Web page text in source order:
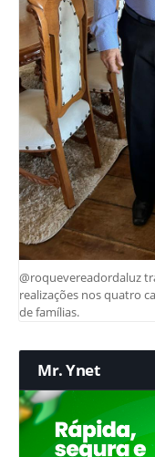
@roquevereadordaluz
realizações nos quatro
de famílias.
Mr. Ynet